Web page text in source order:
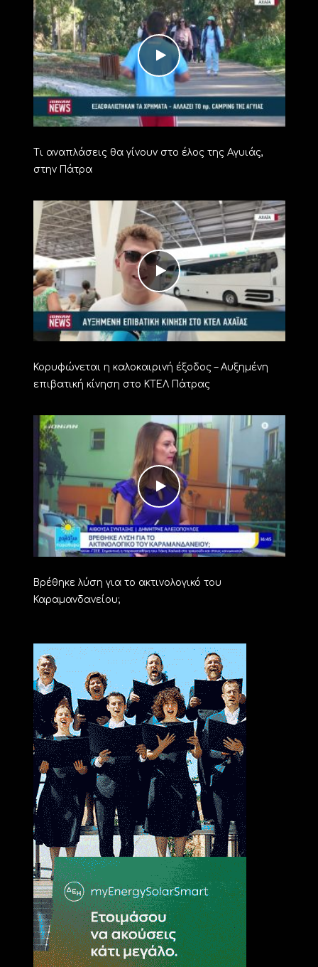
Τι αναπλάσεις θα γίνουν στο έλος της Αγυιάς,
στην Πάτρα
Κορυφώνεται η καλοκαιρινή έξοδος – Αυξημένη
επιβατική κίνηση στο ΚΤΕΛ Πάτρας
Βρέθηκε λύση για το ακτινολογικό του
Καραμανδανείου;